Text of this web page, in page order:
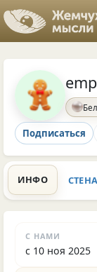
Подписаться
ИНФО СТЕНА
С НАМИ
с 10 ноя 2025